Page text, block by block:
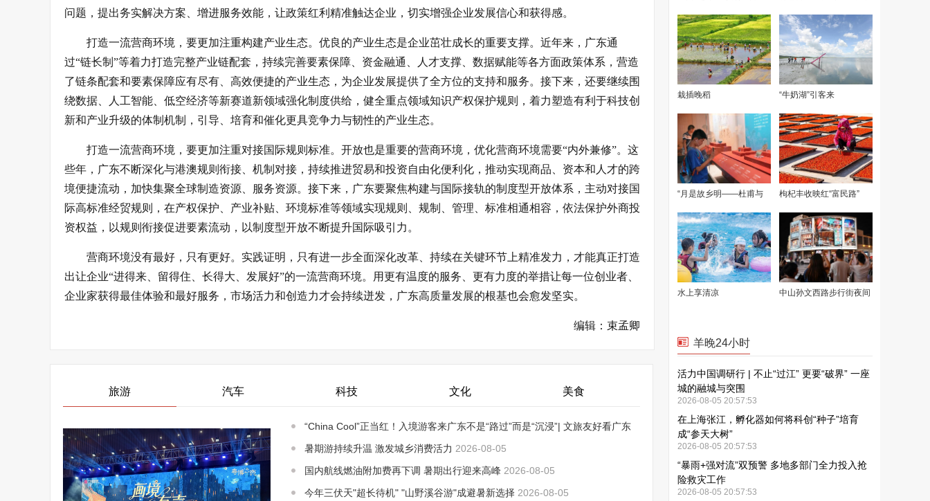
问题，提出务实解决方案、增进服务效能，让政策红利精准触达企业，切实增强企业发展信心和获得感。
打造一流营商环境，要更加注重构建产业生态。优良的产业生态是企业茁壮成长的重要支撑。近年来，广东通
过“链长制”等着力打造完整产业链配套，持续完善要素保障、资金融通、人才支撑、数据赋能等各方面政策体系，营造
了链条配套和要素保障应有尽有、高效便捷的产业生态，为企业发展提供了全方位的支持和服务。接下来，还要继续围
绕数据、人工智能、低空经济等新赛道新领域强化制度供给，健全重点领域知识产权保护规则，着力塑造有利于科技创
新和产业升级的体制机制，引导、培育和催化更具竞争力与韧性的产业生态。
打造一流营商环境，要更加注重对接国际规则标准。开放也是重要的营商环境，优化营商环境需要“内外兼修”。这
些年，广东不断深化与港澳规则衔接、机制对接，持续推进贸易和投资自由化便利化，推动实现商品、资本和人才的跨
境便捷流动，加快集聚全球制造资源、服务资源。接下来，广东要聚焦构建与国际接轨的制度型开放体系，主动对接国
际高标准经贸规则，在产权保护、产业补贴、环境标准等领域实现规则、规制、管理、标准相通相容，依法保护外商投
资权益，以规则衔接促进要素流动，以制度型开放不断提升国际吸引力。
营商环境没有最好，只有更好。实践证明，只有进一步全面深化改革、持续在关键环节上精准发力，才能真正打造
出让企业“进得来、留得住、长得大、发展好”的一流营商环境。用更有温度的服务、更有力度的举措让每一位创业者、
企业家获得最佳体验和最好服务，市场活力和创造力才会持续迸发，广东高质量发展的根基也会愈发坚实。
编辑：束孟卿